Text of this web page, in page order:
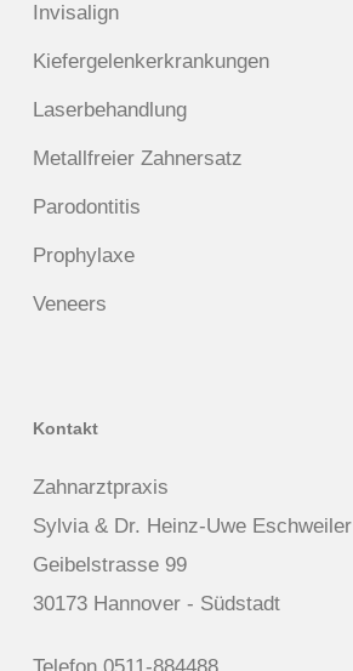
Invisalign
Kiefergelenkerkrankungen
Laserbehandlung
Metallfreier Zahnersatz
Parodontitis
Prophylaxe
Veneers
Kontakt
Zahnarztpraxis
Sylvia & Dr. Heinz-Uwe Eschweiler
Geibelstrasse 99
30173 Hannover - Südstadt